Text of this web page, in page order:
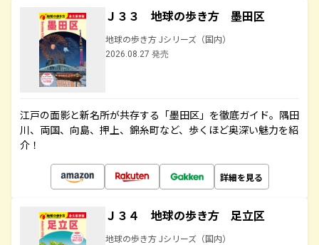
Ｊ３３ 地球の歩き方 墨田区
地球の歩き方 Jシリーズ（国内）
2026.08.27 発売
江戸の面影と新名所が共存する「墨田区」を徹底ガイド。隅田
川、両国、向島、押上、錦糸町など、歩くほど奥深い魅力を紹
介！
詳細を見る
Ｊ３４ 地球の歩き方 足立区
地球の歩き方 Jシリーズ（国内）